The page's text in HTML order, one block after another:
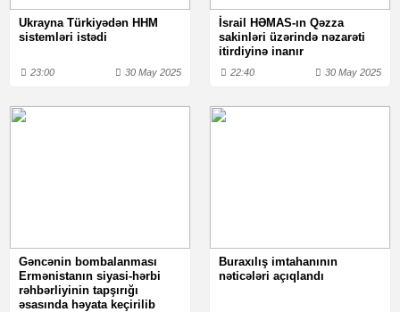
Ukrayna Türkiyədən HHM
sistemləri istədi
23:00 30 May 2025
İsrail HƏMAS-ın Qəzza
sakinləri üzərində nəzarəti
itirdiyinə inanır
22:40 30 May 2025
Gəncənin bombalanması
Ermənistanın siyasi-hərbi
rəhbərliyinin tapşırığı
əsasında həyata keçirilib
Buraxılış imtahanının
nəticələri açıqlandı